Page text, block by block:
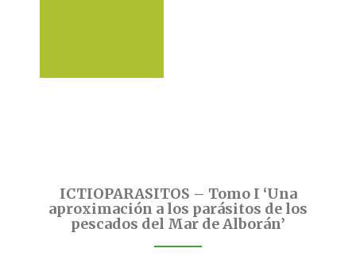
ICTIOPARASITOS – Tomo I ‘Una
aproximación a los parásitos de los
pescados del Mar de Alborán’